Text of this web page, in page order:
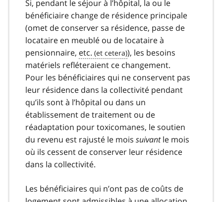
Si, pendant le séjour à l’hôpital, la ou le
bénéficiaire change de résidence principale
(omet de conserver sa résidence, passe de
locataire en meublé ou de locataire à
pensionnaire, etc.
), les besoins
matériels refléteraient ce changement.
Pour les bénéficiaires qui ne conservent pas
leur résidence dans la collectivité pendant
qu’ils sont à l’hôpital ou dans un
établissement de traitement ou de
réadaptation pour toxicomanes, le soutien
du revenu est rajusté le mois suivantle mois
où ils cessent de conserver leur résidence
dans la collectivité.
Les bénéficiaires qui n’ont pas de coûts de